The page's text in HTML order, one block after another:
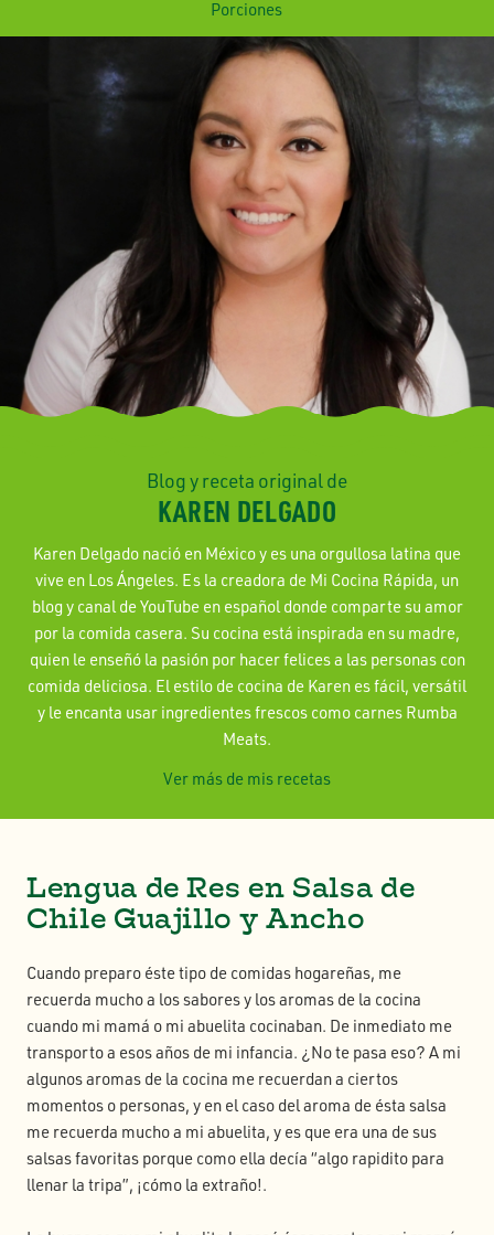
Porciones
Blog y receta original de
KAREN DELGADO
Karen Delgado nació en México y es una orgullosa latina que
vive en Los Ángeles. Es la creadora de Mi Cocina Rápida, un
blog y canal de YouTube en español donde comparte su amor
por la comida casera. Su cocina está inspirada en su madre,
quien le enseñó la pasión por hacer felices a las personas con
comida deliciosa. El estilo de cocina de Karen es fácil, versátil
y le encanta usar ingredientes frescos como carnes Rumba
Meats.
Ver más de mis recetas
Lengua de Res en Salsa de
Chile Guajillo y Ancho
Cuando preparo éste tipo de comidas hogareñas, me
recuerda mucho a los sabores y los aromas de la cocina
cuando mi mamá o mi abuelita cocinaban. De inmediato me
transporto a esos años de mi infancia. ¿No te pasa eso? A mi
algunos aromas de la cocina me recuerdan a ciertos
momentos o personas, y en el caso del aroma de ésta salsa
me recuerda mucho a mi abuelita, y es que era una de sus
salsas favoritas porque como ella decía “algo rapidito para
llenar la tripa”, ¡cómo la extraño!.